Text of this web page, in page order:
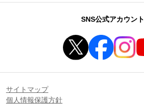
SNS公式アカウント
サイトマップ
個人情報保護方針